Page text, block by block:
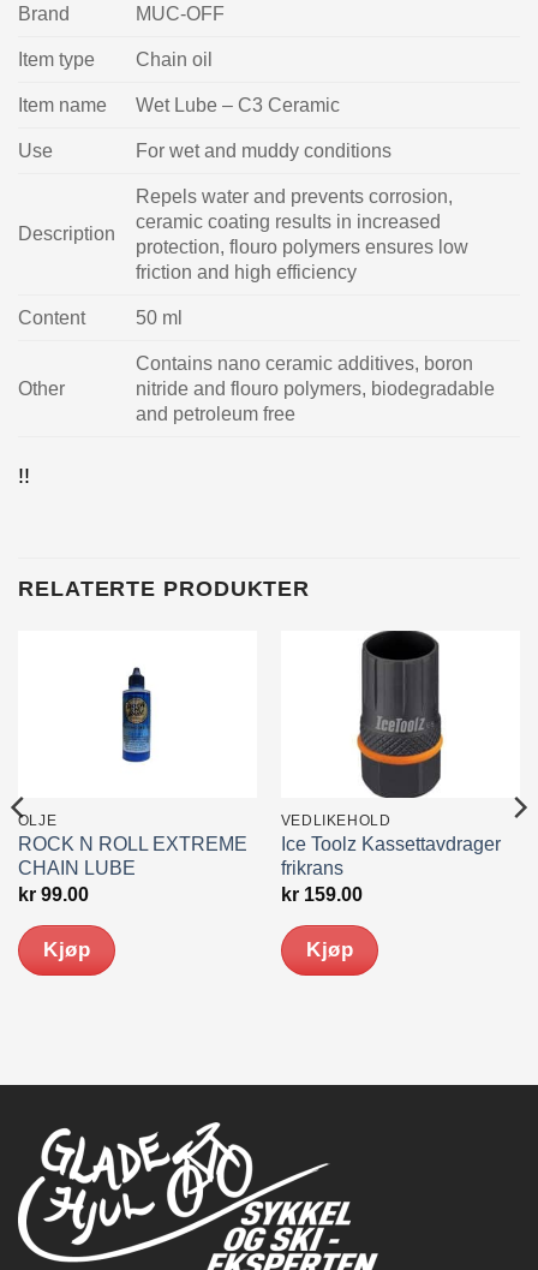
Brand MUC-OFF
Item type Chain oil
Item name Wet Lube – C3 Ceramic
Use For wet and muddy conditions
Description
Repels water and prevents corrosion,
ceramic coating results in increased
protection, flouro polymers ensures low
friction and high efficiency
Content 50 ml
Other
Contains nano ceramic additives, boron
nitride and flouro polymers, biodegradable
and petroleum free
!!
RELATERTE PRODUKTER
OLJE
ROCK N ROLL EXTREME
CHAIN LUBE
kr99.00
Kjøp
VEDLIKEHOLD
Ice Toolz Kassettavdrager
frikrans
kr159.00
Kjøp